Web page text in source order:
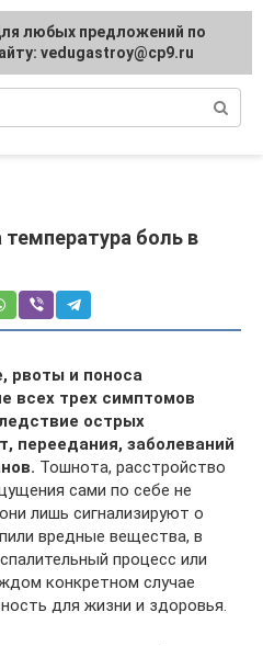
и профилактика
боль в
рвоты и поноса
всех трех симптомов
острых
переедания, заболеваний
Тошнота, расстройство
сами по себе не
лишь сигнализируют о
вредные вещества, в
процесс или
конкретном случае
для жизни и здоровья.
любых предложений по
vedugastroy@cp9.ru